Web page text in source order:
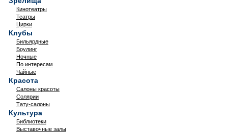
Кинотеатры
Театры
Цирки
Клубы
Бильярдные
Боулинг
Ночные
По интересам
Чайные
Красота
Салоны красоты
Солярии
Тату-салоны
Культура
Библиотеки
Выставочные залы